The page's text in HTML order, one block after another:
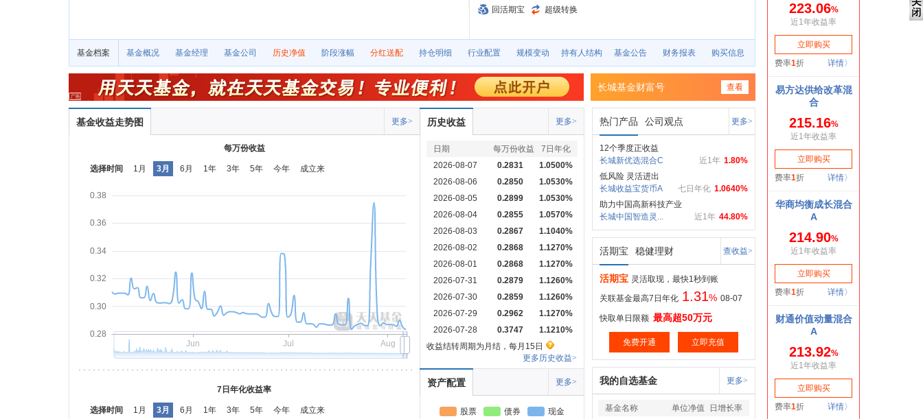
回活期宝 超级转换
基金档案 基金概况 基金经理 基金公司 历史净值 阶段涨幅 分红送配 持仓明细 行业配置 规模变动 持有人结构 基金公告 财务报表 购买信息
长城基金财富号 查看
基金收益走势图 更多>
每万份收益
选择时间 1月 3月 6月 1年 3年 5年 今年 成立来
0.28
0.30
0.32
0.34
0.36
0.38
Jun Jul Aug
7日年化收益率
选择时间 1月 3月 6月 1年 3年 5年 今年 成立来
历史收益 更多>
日期 每万份收益
7日年化
2026-08-07
0.2831
1.0500%
2026-08-06
0.2850
1.0530%
2026-08-05
0.2899
1.0530%
2026-08-04
0.2855
1.0570%
2026-08-03
0.2867
1.1040%
2026-08-02
0.2868
1.1270%
2026-08-01
0.2868
1.1270%
2026-07-31
0.2879
1.1260%
2026-07-30
0.2859
1.1260%
2026-07-29
0.2962
1.1270%
2026-07-28
0.3747
1.1210%
收益结转周期为月结，每月15日
更多历史收益>
资产配置 更多>
股票 债券 现金
热门产品 公司观点 更多>
12个季度正收益
1.80%
近1年
长城新优选混合C
低风险 灵活进出
1.0640%
七日年化
长城收益宝货币A
助力中国高新科技产业
44.80%
近1年
长城中国智造灵...
活期宝 稳健理财 查收益>
活期宝 灵活取现，最快1秒到账
关联基金最高7日年化 1.31% 08-07
快取单日限额 最高超50万元
免费开通 立即充值
我的自选基金 更多>
基金名称 单位净值
日增长率